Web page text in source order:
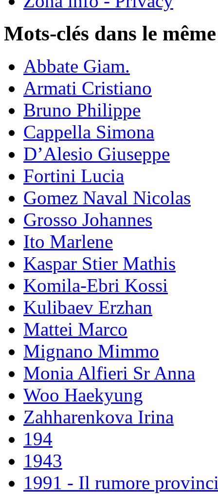
Mots-clés dans le
Abbate Giam.
Armati Cristiano
Bruno Philippe
Cappella Simona
D’Alesio Giuseppe
Fortini Lucia
Gomez Naval Nicolas
Grosso Johannes
Ito Marlene
Kaspar Stier Mathis
Komila-Ebri Kossi
Kulibaev Erzhan
Mattei Marco
Mignano Mimmo
Monia Alfieri Sr Anna
Woo Haekyung
Zahharenkova Irina
194
1943
1991 - Il rumore